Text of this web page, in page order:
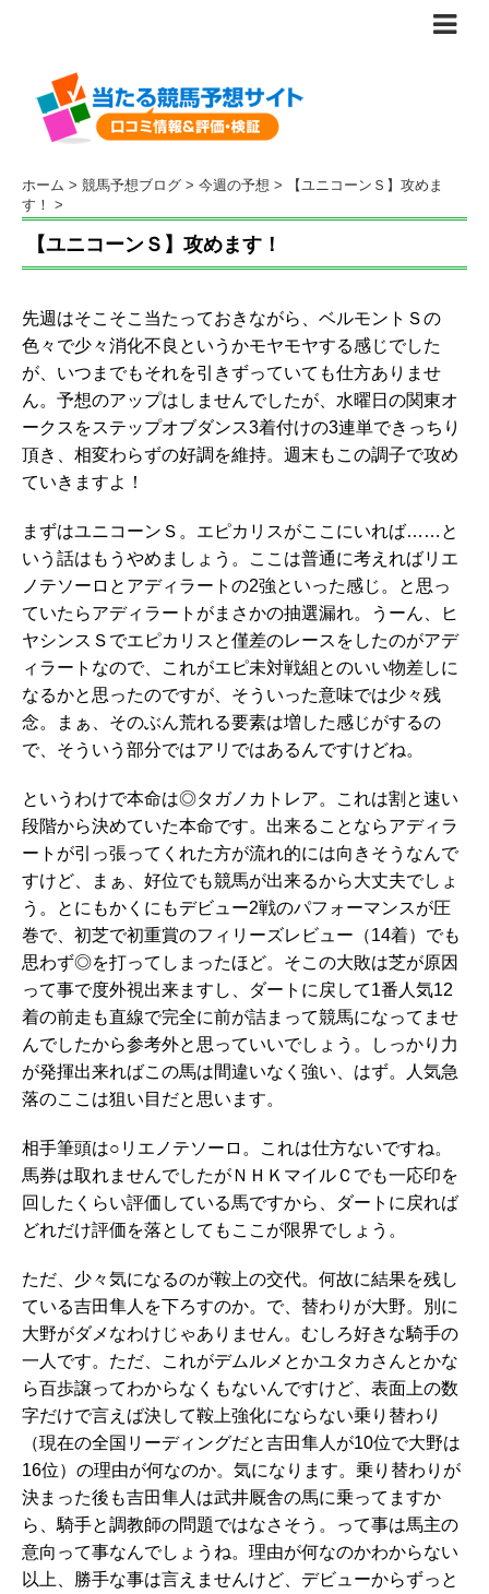
ホーム > 競馬予想ブログ > 今週の予想 >
【ユニコーンＳ】攻めま
す！ >
【ユニコーンＳ】攻めます！
先週はそこそこ当たっておきながら、ベルモントＳの
色々で少々消化不良というかモヤモヤする感じでした
が、いつまでもそれを引きずっていても仕方ありませ
ん。予想のアップはしませんでしたが、水曜日の関東オ
ークスをステップオブダンス3着付けの3連単できっちり
頂き、相変わらずの好調を維持。週末もこの調子で攻め
ていきますよ！
まずはユニコーンＳ。エピカリスがここにいれば……と
いう話はもうやめましょう。ここは普通に考えればリエ
ノテソーロとアディラートの2強といった感じ。と思っ
ていたらアディラートがまさかの抽選漏れ。うーん、ヒ
ヤシンスＳでエピカリスと僅差のレースをしたのがアデ
ィラートなので、これがエピ未対戦組とのいい物差しに
なるかと思ったのですが、そういった意味では少々残
念。まぁ、そのぶん荒れる要素は増した感じがするの
で、そういう部分ではアリではあるんですけどね。
というわけで本命は◎タガノカトレア。これは割と速い
段階から決めていた本命です。出来ることならアディラ
ートが引っ張ってくれた方が流れ的には向きそうなんで
すけど、まぁ、好位でも競馬が出来るから大丈夫でしょ
う。とにもかくにもデビュー2戦のパフォーマンスが圧
巻で、初芝で初重賞のフィリーズレビュー（14着）でも
思わず◎を打ってしまったほど。そこの大敗は芝が原因
って事で度外視出来ますし、ダートに戻して1番人気12
着の前走も直線で完全に前が詰まって競馬になってませ
んでしたから参考外と思っていいでしょう。しっかり力
が発揮出来ればこの馬は間違いなく強い、はず。人気急
落のここは狙い目だと思います。
相手筆頭は○リエノテソーロ。これは仕方ないですね。
馬券は取れませんでしたがＮＨＫマイルＣでも一応印を
回したくらい評価している馬ですから、ダートに戻れば
どれだけ評価を落としてもここが限界でしょう。
ただ、少々気になるのが鞍上の交代。何故に結果を残し
ている吉田隼人を下ろすのか。で、替わりが大野。別に
大野がダメなわけじゃありません。むしろ好きな騎手の
一人です。ただ、これがデムルメとかユタカさんとかな
ら百歩譲ってわからなくもないんですけど、表面上の数
字だけで言えば決して鞍上強化にならない乗り替わり
（現在の全国リーディングだと吉田隼人が10位で大野は
16位）の理由が何なのか。気になります。乗り替わりが
決まった後も吉田隼人は武井厩舎の馬に乗ってますか
ら、騎手と調教師の問題ではなさそう。って事は馬主の
意向って事なんでしょうね。理由が何なのかわからない
以上、勝手な事は言えませんけど、デビューからずっと